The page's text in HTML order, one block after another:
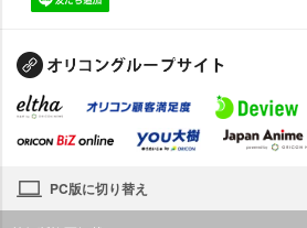
PC版に切り替え